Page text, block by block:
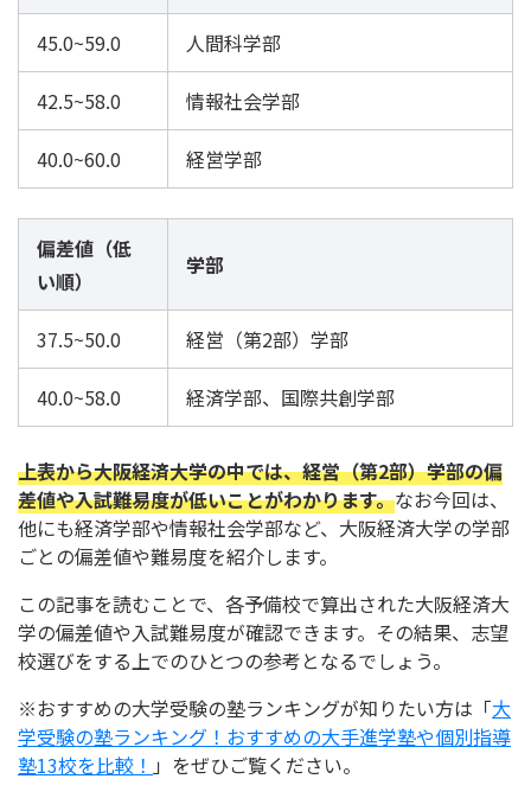
45.0~59.0 人間科学部
42.5~58.0 情報社会学部
40.0~60.0 経営学部
偏差値（低
い順）
学部
37.5~50.0 経営（第2部）学部
40.0~58.0 経済学部、国際共創学部
上表から大阪経済大学の中では、経営（第2部）学部の偏
差値や入試難易度が低いことがわかります。なお今回は、
他にも経済学部や情報社会学部など、大阪経済大学の学部
ごとの偏差値や難易度を紹介します。
この記事を読むことで、各予備校で算出された大阪経済大
学の偏差値や入試難易度が確認できます。その結果、志望
校選びをする上でのひとつの参考となるでしょう。
※おすすめの大学受験の塾ランキングが知りたい方は「大
学受験の塾ランキング！おすすめの大手進学塾や個別指導
塾13校を比較！ 」をぜひご覧ください。